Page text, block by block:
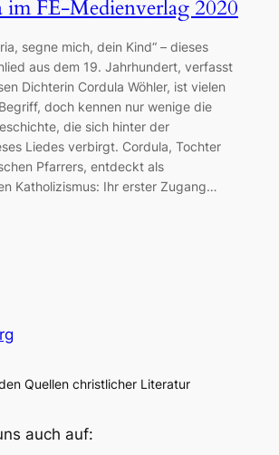
im FE-Medienverlag 2020
segne mich, dein Kind“ – dieses
aus dem 19. Jahrhundert, verfasst
Dichterin Cordula Wöhler, ist vielen
doch kennen nur wenige die
die sich hinter der
Liedes verbirgt. Cordula, Tochter
Pfarrers, entdeckt als
Katholizismus: Ihr erster Zugang…
Quellen christlicher Literatur
auch auf: